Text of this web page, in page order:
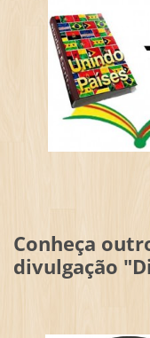
Conheça
divulgação